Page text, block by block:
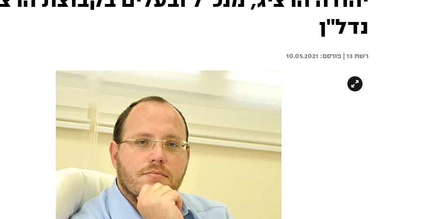
נדל''ן
רשת 13 | 10.05.2021